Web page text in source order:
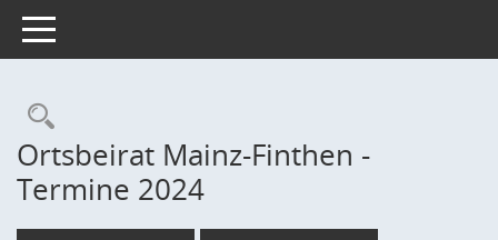
Toggle navigation
Rechercheauswahl
Ortsbeirat Mainz-Finthen -
Termine 2024